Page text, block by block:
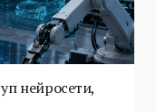
нейросети,